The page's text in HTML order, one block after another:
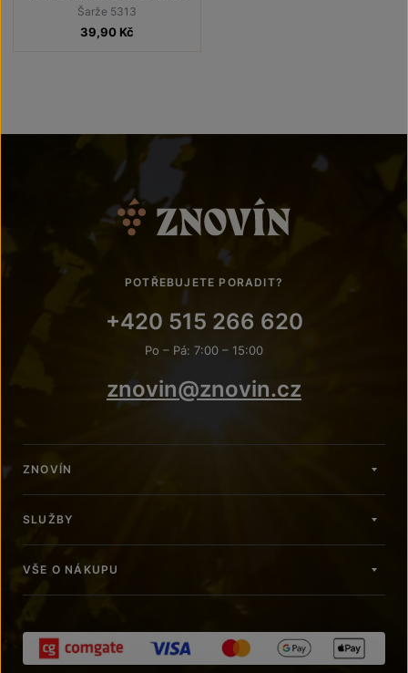
Šarže 5313
39,90 Kč
POTŘEBUJETE PORADIT?
+420 515 266 620
Po – Pá: 7:00 – 15:00
znovin@znovin.cz
ZNOVÍN
SLUŽBY
VŠE O NÁKUPU